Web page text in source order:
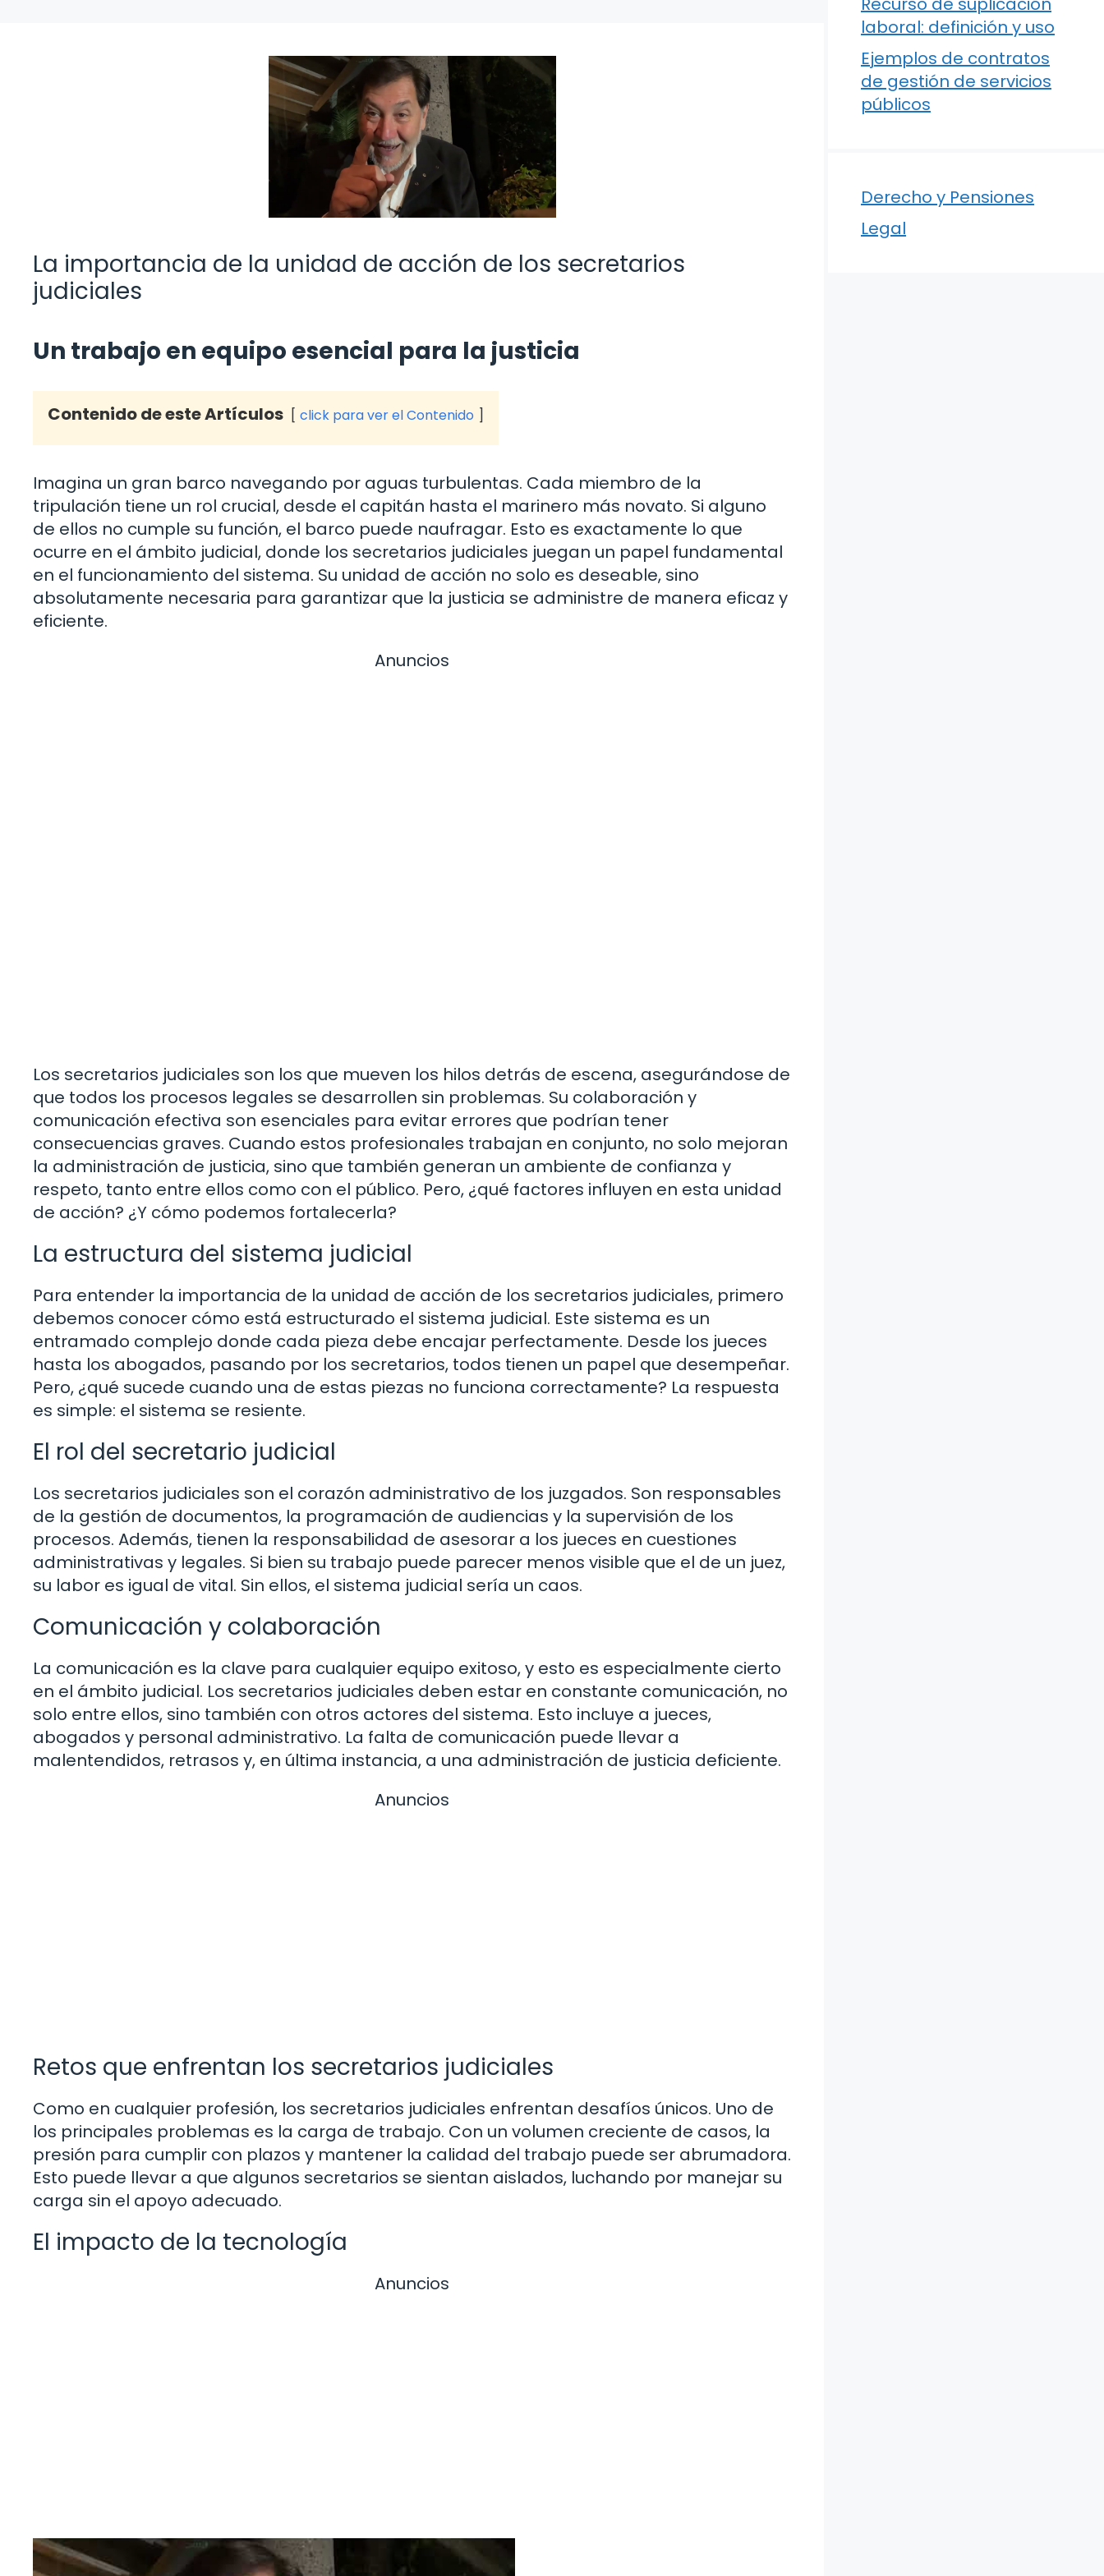
La importancia de la unidad de acción de los secretarios
judiciales
Un trabajo en equipo esencial para la justicia
Contenido de este Artículos click para ver el Contenido
Imagina un gran barco navegando por aguas turbulentas. Cada miembro de la
tripulación tiene un rol crucial, desde el capitán hasta el marinero más novato. Si alguno
de ellos no cumple su función, el barco puede naufragar. Esto es exactamente lo que
ocurre en el ámbito judicial, donde los secretarios judiciales juegan un papel fundamental
en el funcionamiento del sistema. Su unidad de acción no solo es deseable, sino
absolutamente necesaria para garantizar que la justicia se administre de manera eficaz y
eficiente.
Anuncios
Los secretarios judiciales son los que mueven los hilos detrás de escena, asegurándose de
que todos los procesos legales se desarrollen sin problemas. Su colaboración y
comunicación efectiva son esenciales para evitar errores que podrían tener
consecuencias graves. Cuando estos profesionales trabajan en conjunto, no solo mejoran
la administración de justicia, sino que también generan un ambiente de confianza y
respeto, tanto entre ellos como con el público. Pero, ¿qué factores influyen en esta unidad
de acción? ¿Y cómo podemos fortalecerla?
La estructura del sistema judicial
Para entender la importancia de la unidad de acción de los secretarios judiciales, primero
debemos conocer cómo está estructurado el sistema judicial. Este sistema es un
entramado complejo donde cada pieza debe encajar perfectamente. Desde los jueces
hasta los abogados, pasando por los secretarios, todos tienen un papel que desempeñar.
Pero, ¿qué sucede cuando una de estas piezas no funciona correctamente? La respuesta
es simple: el sistema se resiente.
El rol del secretario judicial
Los secretarios judiciales son el corazón administrativo de los juzgados. Son responsables
de la gestión de documentos, la programación de audiencias y la supervisión de los
procesos. Además, tienen la responsabilidad de asesorar a los jueces en cuestiones
administrativas y legales. Si bien su trabajo puede parecer menos visible que el de un juez,
su labor es igual de vital. Sin ellos, el sistema judicial sería un caos.
Comunicación y colaboración
La comunicación es la clave para cualquier equipo exitoso, y esto es especialmente cierto
en el ámbito judicial. Los secretarios judiciales deben estar en constante comunicación, no
solo entre ellos, sino también con otros actores del sistema. Esto incluye a jueces,
abogados y personal administrativo. La falta de comunicación puede llevar a
malentendidos, retrasos y, en última instancia, a una administración de justicia deficiente.
Anuncios
Retos que enfrentan los secretarios judiciales
Como en cualquier profesión, los secretarios judiciales enfrentan desafíos únicos. Uno de
los principales problemas es la carga de trabajo. Con un volumen creciente de casos, la
presión para cumplir con plazos y mantener la calidad del trabajo puede ser abrumadora.
Esto puede llevar a que algunos secretarios se sientan aislados, luchando por manejar su
carga sin el apoyo adecuado.
El impacto de la tecnología
Anuncios
laboral: definición y uso
Ejemplos de contratos
de gestión de servicios
públicos
Derecho y Pensiones
Legal